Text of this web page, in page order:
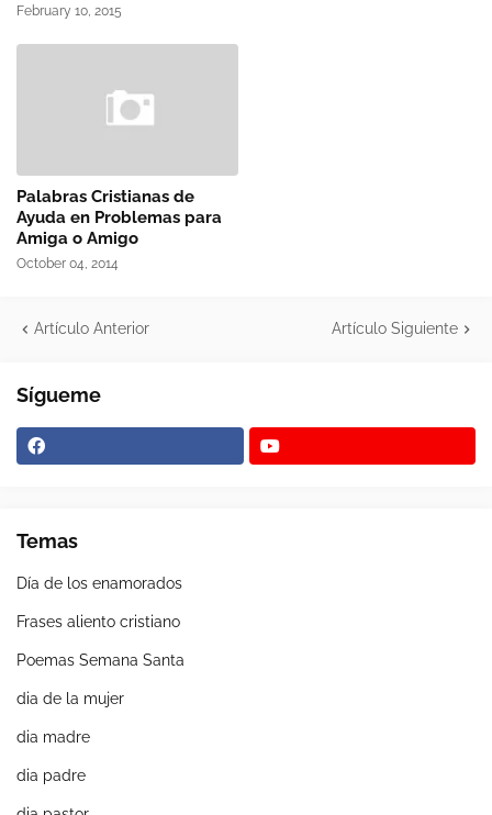
February 10, 2015
Palabras Cristianas de
Ayuda en Problemas para
Amiga o Amigo
October 04, 2014
Artículo Anterior Artículo Siguiente
Sígueme
Temas
Día de los enamorados
Frases aliento cristiano
Poemas Semana Santa
dia de la mujer
dia madre
dia padre